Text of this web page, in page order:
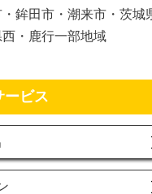
鉾田市・潮来市・茨城
・鹿行一部地域
ービス